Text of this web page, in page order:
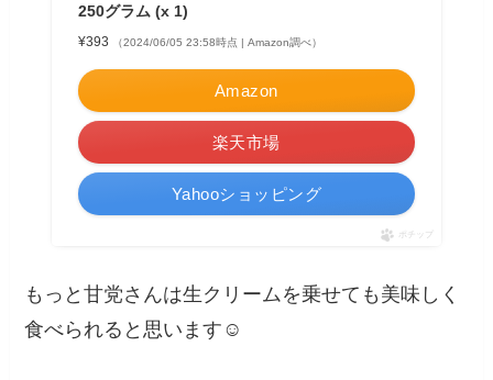
250グラム (x 1)
¥393 （2024/06/05 23:58時点 | Amazon調べ）
Amazon
楽天市場
Yahooショッピング
ポチップ
もっと甘党さんは生クリームを乗せても美味しく
食べられると思います☺